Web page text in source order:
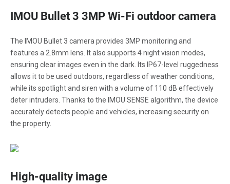
IMOU Bullet 3 3MP Wi-Fi outdoor camera
The IMOU Bullet 3 camera provides 3MP monitoring and
features a 2.8mm lens. It also supports 4 night vision modes,
ensuring clear images even in the dark. Its IP67-level ruggedness
allows it to be used outdoors, regardless of weather conditions,
while its spotlight and siren with a volume of 110 dB effectively
deter intruders. Thanks to the IMOU SENSE algorithm, the device
accurately detects people and vehicles, increasing security on
the property.
High-quality image